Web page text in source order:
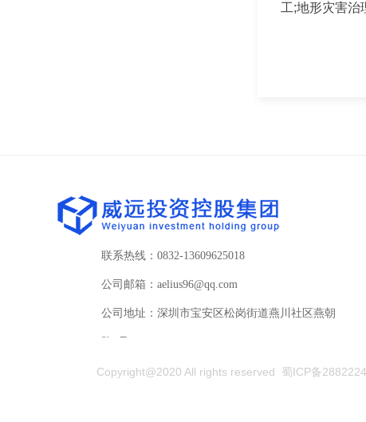
工;地形灾害治
联系热线：0832-13609625018
公司邮箱 ：aelius96@qq.com
公司地址：深圳市宝安区松岗街道燕川社区燕朝
Copyright@2020 All rights reserved 蜀ICP备